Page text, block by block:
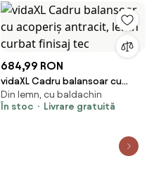
684,99 RON
vidaXL Cadru balansoar cu
acoperiș antracit, lemn curbat
finisaj tec
Din lemn, cu baldachin
În stoc
Livrare gratuită